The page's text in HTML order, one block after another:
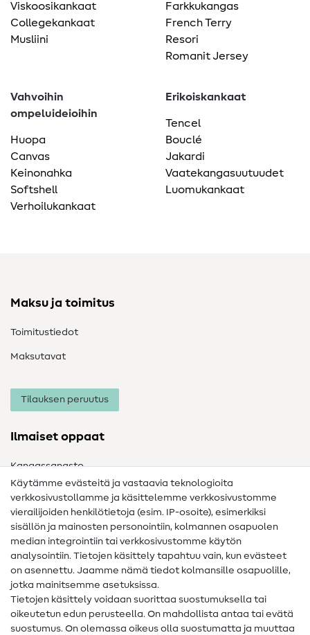
Viskoosikankaat
Collegekankaat
Musliini
Farkkukangas
French Terry
Resori
Romanit Jersey
Vahvoihin
ompeluideioihin
Huopa
Canvas
Keinonahka
Softshell
Verhoilukankaat
Erikoiskankaat
Tencel
Bouclé
Jakardi
Vaatekangasuutuudet
Luomukankaat
Maksu ja toimitus
Toimitustiedot
Maksutavat
Tilauksen peruutus
Ilmaiset oppaat
Kangassanasto
Ompelusanasto
Ompeluohjeet
Apua ja yhteystiedot
Yhteystiedot
Tietoa omistajanvaihdoksesta
Käytämme evästeitä ja vastaavia teknologioita
verkkosivustollamme ja käsittelemme verkkosivustomme
vierailijoiden henkilötietoja (esim. IP-osoite), esimerkiksi
sisällön ja mainosten personointiin, kolmannen osapuolen
median integrointiin tai verkkosivustomme käytön
analysointiin. Tietojen käsittely tapahtuu vain, kun evästeet
on asennettu. Jaamme nämä tiedot kolmansille osapuolille,
jotka mainitsemme asetuksissa.
Tietojen käsittely voidaan suorittaa suostumuksella tai
oikeutetun edun perusteella. On mahdollista antaa tai evätä
suostumus. On olemassa oikeus olla suostumatta ja muuttaa